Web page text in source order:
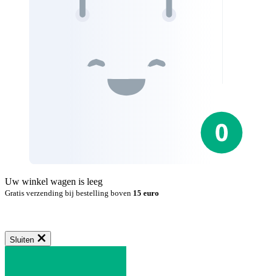
Uw winkel wagen is leeg
Gratis verzending bij bestelling boven 15 euro
Sluiten